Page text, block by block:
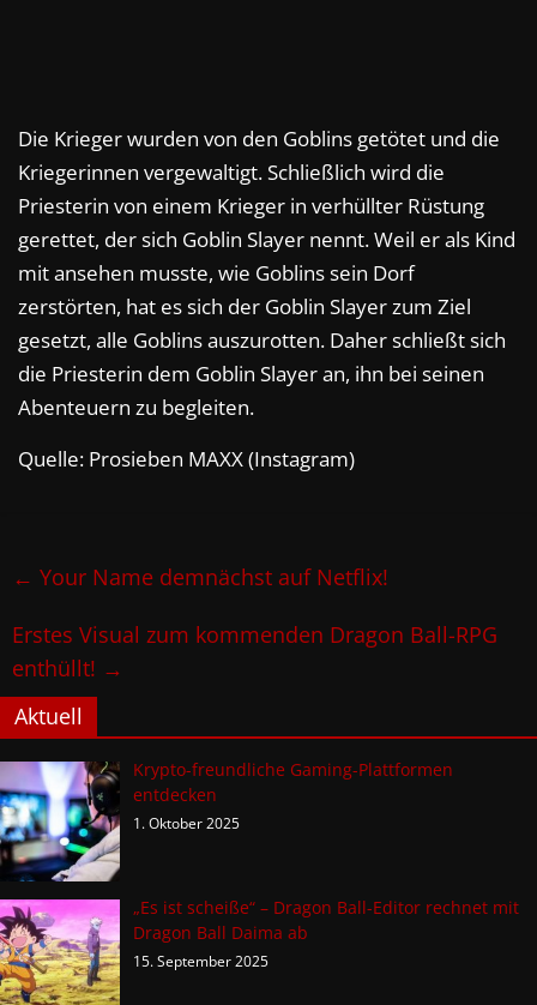
Die Krieger wurden von den Goblins getötet und die
Kriegerinnen vergewaltigt. Schließlich wird die
Priesterin von einem Krieger in verhüllter Rüstung
gerettet, der sich Goblin Slayer nennt. Weil er als Kind
mit ansehen musste, wie Goblins sein Dorf
zerstörten, hat es sich der Goblin Slayer zum Ziel
gesetzt, alle Goblins auszurotten. Daher schließt sich
die Priesterin dem Goblin Slayer an, ihn bei seinen
Abenteuern zu begleiten.
Quelle: Prosieben MAXX (Instagram)
← Your Name demnächst auf Netflix!
Erstes Visual zum kommenden Dragon Ball-RPG
enthüllt! →
Aktuell
Krypto-freundliche Gaming-Plattformen
entdecken
1. Oktober 2025
„Es ist scheiße“ – Dragon Ball-Editor rechnet mit
Dragon Ball Daima ab
15. September 2025